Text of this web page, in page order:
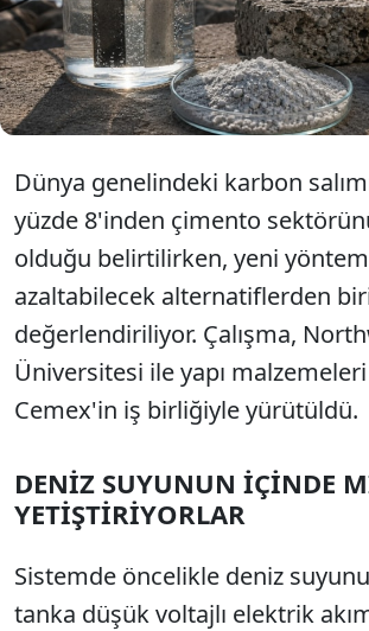
Üniversite tarafından
geliştirilen yöntemin aynı
depolayabildiği belirtiliyor.
Dünya genelindeki karbon
yüzde 8'inden çimento
olduğu belirtilirken, yeni
azaltabilecek alternatiflerden
değerlendiriliyor. Çalışma,
Üniversitesi ile yapı
Cemex'in iş birliğiyle yürütüldü.
DENİZ SUYUNUN İÇİNDE
YETİŞTİRİYORLAR
Sistemde öncelikle deniz
tanka düşük voltajlı elektrik